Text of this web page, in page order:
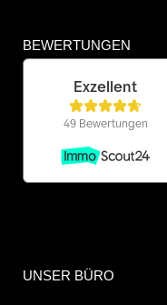
BEWERTUNGEN
UNSER BÜRO